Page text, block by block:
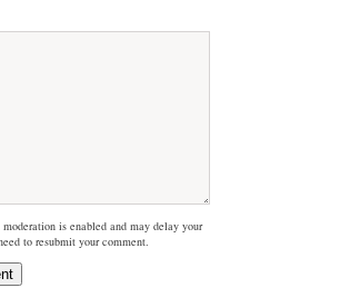
is enabled and may delay your
to resubmit your comment.